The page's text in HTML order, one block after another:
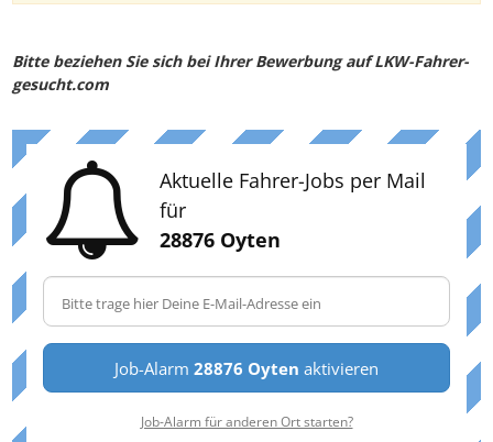
Bitte beziehen Sie sich bei Ihrer Bewerbung auf LKW-Fahrer-
gesucht.com
Aktuelle Fahrer-Jobs per Mail
für
28876 Oyten
Job-Alarm 28876 Oyten aktivieren
Job-Alarm für anderen Ort starten?